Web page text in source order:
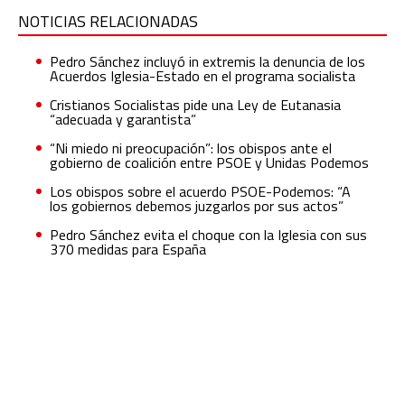
NOTICIAS RELACIONADAS
Pedro Sánchez incluyó in extremis la denuncia de los
Acuerdos Iglesia-Estado en el programa socialista
Cristianos Socialistas pide una Ley de Eutanasia
“adecuada y garantista”
“Ni miedo ni preocupación”: los obispos ante el
gobierno de coalición entre PSOE y Unidas Podemos
Los obispos sobre el acuerdo PSOE-Podemos: “A
los gobiernos debemos juzgarlos por sus actos”
Pedro Sánchez evita el choque con la Iglesia con sus
370 medidas para España